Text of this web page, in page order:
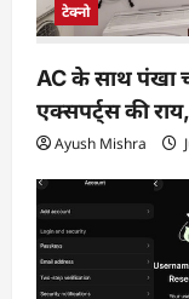
टेक्नो
AC के साथ पंखा
एक्सपर्ट्स की
Ayush Mishra